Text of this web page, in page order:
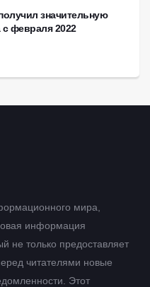
значительную
февраля 2022
мира,
информация
не только предоставляет
читателями новые
Этот